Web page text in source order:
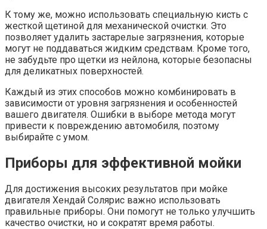
К тому же, можно использовать специальную кисть с
жесткой щетиной для механической очистки. Это
позволяет удалить застарелые загрязнения, которые
могут не поддаваться жидким средствам. Кроме того,
не забудьте про щетки из нейлона, которые безопасны
для деликатных поверхностей.
Каждый из этих способов можно комбинировать в
зависимости от уровня загрязнения и особенностей
вашего двигателя. Ошибки в выборе метода могут
привести к повреждению автомобиля, поэтому
выбирайте с умом.
Приборы для эффективной мойки
Для достижения высоких результатов при мойке
двигателя Хендай Солярис важно использовать
правильные приборы. Они помогут не только улучшить
качество очистки, но и сократят время работы.